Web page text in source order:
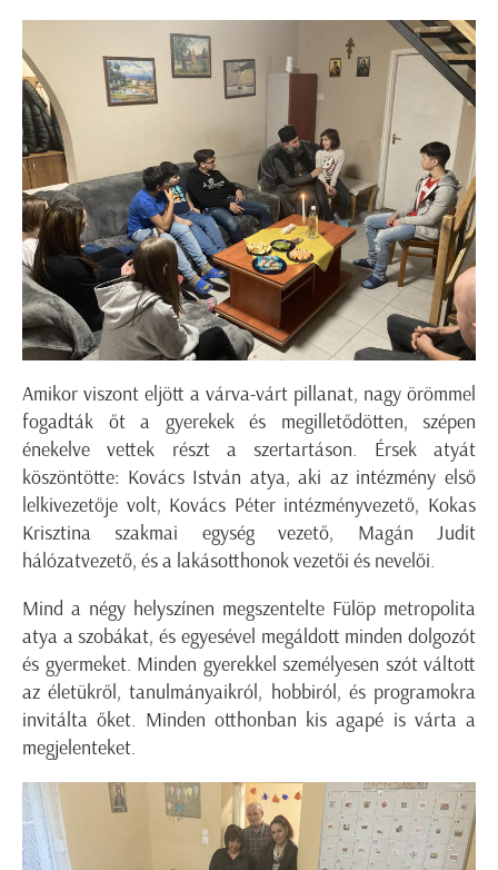
Amikor viszont eljött a várva-várt pillanat, nagy örömmel
fogadták őt a gyerekek és megilletődötten, szépen
énekelve vettek részt a szertartáson. Érsek atyát
köszöntötte: Kovács István atya, aki az intézmény első
lelkivezetője volt, Kovács Péter intézményvezető, Kokas
Krisztina szakmai egység vezető, Magán Judit
hálózatvezető, és a lakásotthonok vezetői és nevelői.
Mind a négy helyszínen megszentelte Fülöp metropolita
atya a szobákat, és egyesével megáldott minden dolgozót
és gyermeket. Minden gyerekkel személyesen szót váltott
az életükről, tanulmányaikról, hobbiról, és programokra
invitálta őket. Minden otthonban kis agapé is várta a
megjelenteket.